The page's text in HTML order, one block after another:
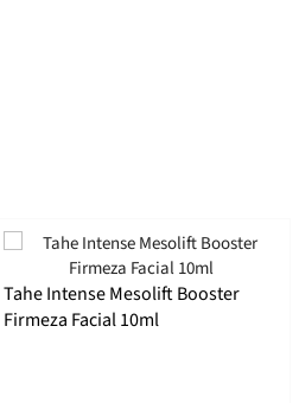
Tahe Intense Mesolift Booster
Firmeza Facial 10ml